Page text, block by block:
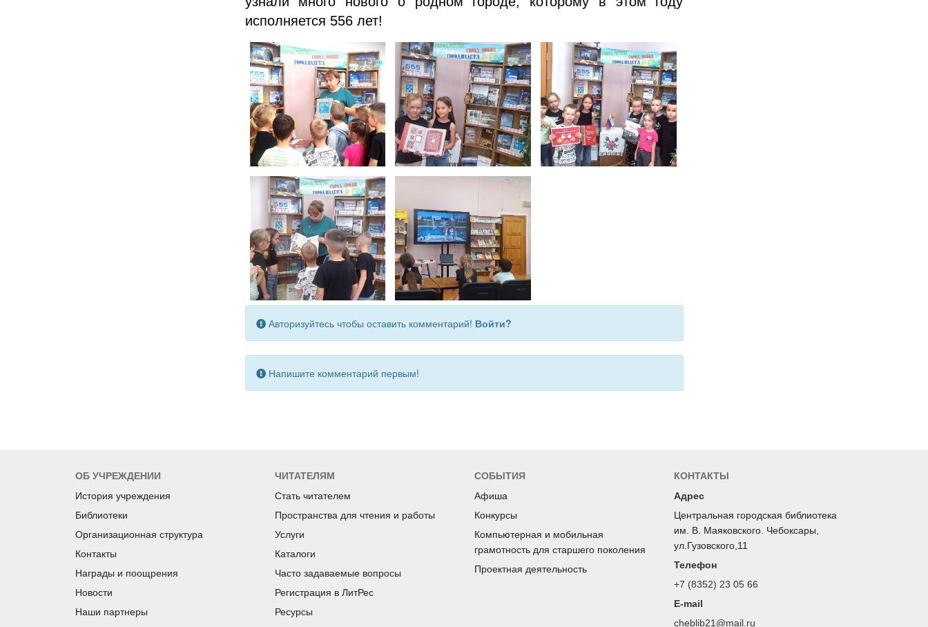
исполняется 556 лет!
Авторизуйтесь чтобы оставить комментарий! Войти?
Напишите комментарий первым!
ОБ УЧРЕЖДЕНИИ
История учреждения
Библиотеки
Организационная структура
Контакты
Награды и поощрения
Новости
Наши партнеры
ЧИТАТЕЛЯМ
Стать читателем
Пространства для чтения и работы
Услуги
Каталоги
Часто задаваемые вопросы
Регистрация в ЛитРес
Ресурсы
СОБЫТИЯ
Афиша
Конкурсы
Компьютерная и мобильная
грамотность для старшего поколения
Проектная деятельность
КОНТАКТЫ
Адрес
Центральная городская библиотека
им. В. Маяковского. Чебоксары,
ул.Гузовского,11
Телефон
+7 (8352) 23 05 66
E-mail
cheblib21@mail.ru